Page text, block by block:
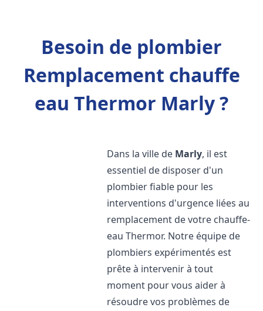
Besoin de plombier
Remplacement chauffe
eau Thermor Marly ?
Dans la ville de Marly, il est
essentiel de disposer d'un
plombier fiable pour les
interventions d'urgence liées au
remplacement de votre chauffe-
eau Thermor. Notre équipe de
plombiers expérimentés est
prête à intervenir à tout
moment pour vous aider à
résoudre vos problèmes de